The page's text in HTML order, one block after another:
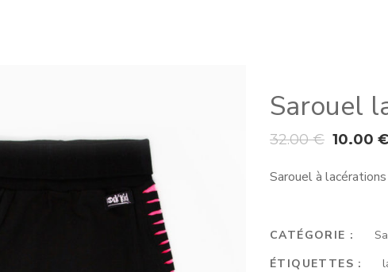
Sarouel
32.00€ 10.00 €
Sarouel à
CATÉGORIE :
ÉTIQUETTES :